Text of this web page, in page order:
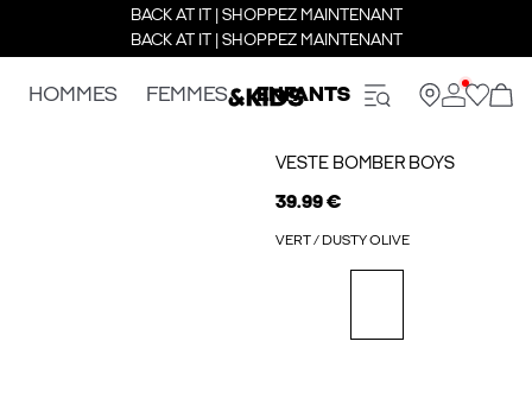
BACK AT IT | SHOPPEZ MAINTENANT
BACK AT IT | SHOPPEZ MAINTENANT
HOMMES FEMMES ENFANTS
VESTE BOMBER BOYS
39.99 €
VERT / DUSTY OLIVE